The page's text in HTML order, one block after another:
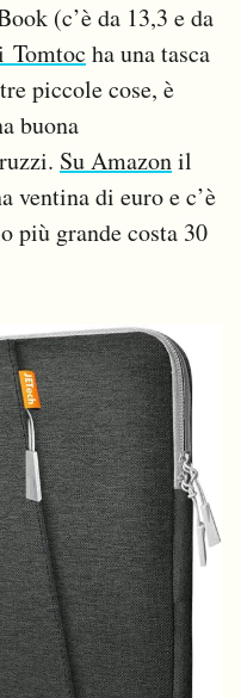
(c’è da 13,3 e da
Tomtoc ha una tasca
piccole cose, è
buona
Su Amazonil
ventina di euro e c’è
più grande costa 30